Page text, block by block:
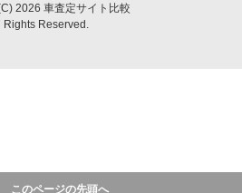
2026 車査定サイト比較
Rights Reserved.
このページの先頭へ